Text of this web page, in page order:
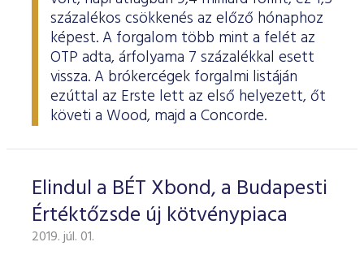
százalékos csökkenés az előző hónaphoz
képest. A forgalom több mint a felét az
OTP adta, árfolyama 7 százalékkal esett
vissza. A brókercégek forgalmi listáján
ezúttal az Erste lett az első helyezett, őt
követi a Wood, majd a Concorde.
Elindul a BÉT Xbond, a Budapesti
Értéktőzsde új kötvénypiaca
2019. júl. 01.